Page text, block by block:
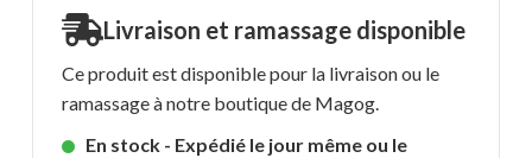
Livraison et ramassage disponible
Ce produit est disponible pour la livraison ou le
ramassage à notre boutique de Magog.
En stock - Expédié le jour même ou le